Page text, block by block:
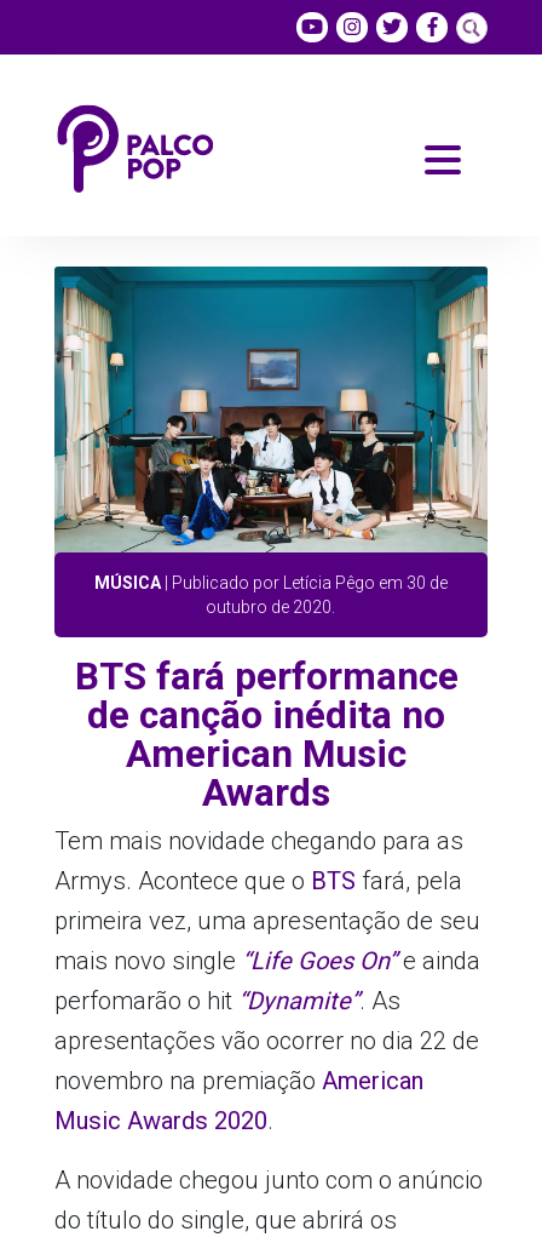
MÚSICA| Publicado por Letícia Pêgo em 30 de
outubro de 2020.
BTS fará performance
de canção inédita no
American Music
Awards
Tem mais novidade chegando para as
Armys. Acontece que o BTS fará, pela
primeira vez, uma apresentação de seu
mais novo single “Life Goes On”e ainda
perfomarão o hit “Dynamite”. As
apresentações vão ocorrer no dia 22 de
novembro na premiação American
Music Awards 2020.
A novidade chegou junto com o anúncio
do título do single, que abrirá os